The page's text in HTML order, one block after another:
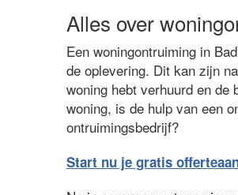
Alles over
Een woningontruiming in
de oplevering. Dit kan zijn
woning hebt verhuurd en
woning, is de hulp van een
ontruimingsbedrijf?
Start nu je gratis